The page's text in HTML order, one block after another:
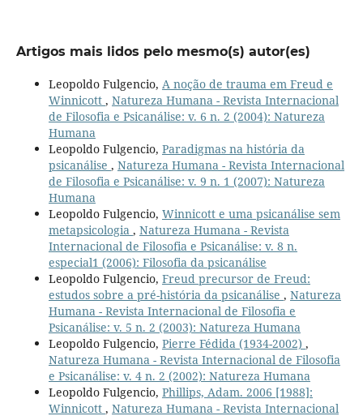
Artigos mais lidos pelo mesmo(s) autor(es)
Leopoldo Fulgencio, A noção de trauma em Freud e
Winnicott , Natureza Humana - Revista Internacional
de Filosofia e Psicanálise: v. 6 n. 2 (2004): Natureza
Humana
Leopoldo Fulgencio, Paradigmas na história da
psicanálise , Natureza Humana - Revista Internacional
de Filosofia e Psicanálise: v. 9 n. 1 (2007): Natureza
Humana
Leopoldo Fulgencio, Winnicott e uma psicanálise sem
metapsicologia , Natureza Humana - Revista
Internacional de Filosofia e Psicanálise: v. 8 n.
especial1 (2006): Filosofia da psicanálise
Leopoldo Fulgencio, Freud precursor de Freud:
estudos sobre a pré-história da psicanálise , Natureza
Humana - Revista Internacional de Filosofia e
Psicanálise: v. 5 n. 2 (2003): Natureza Humana
Leopoldo Fulgencio, Pierre Fédida (1934-2002) ,
Natureza Humana - Revista Internacional de Filosofia
e Psicanálise: v. 4 n. 2 (2002): Natureza Humana
Leopoldo Fulgencio, Phillips, Adam. 2006 [1988]:
Winnicott , Natureza Humana - Revista Internacional